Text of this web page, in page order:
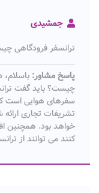
جمشیدی
ترانسفر فرودگاهی
پاسخ مشاور:
چیست؟ باید گفت
سفرهای هوایی است
تشریفات تجاری
کنند می توانند از